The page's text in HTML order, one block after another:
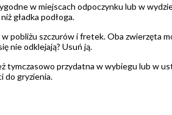
w miejscach odpoczynku lub w
gładka podłoga.
pobliżu szczurów i fretek. Oba zwierzęta
nie odklejają? Usuń ją.
tymczasowo przydatna w wybiegu lub w
do gryzienia.